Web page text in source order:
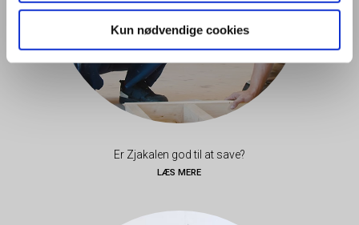
Kun nødvendige cookies
Er Zjakalen god til at save?
LÆS MERE